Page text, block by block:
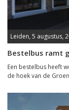
Leiden, 5 augustus,
Bestelbus ramt
Een bestelbus heeft
de hoek van de